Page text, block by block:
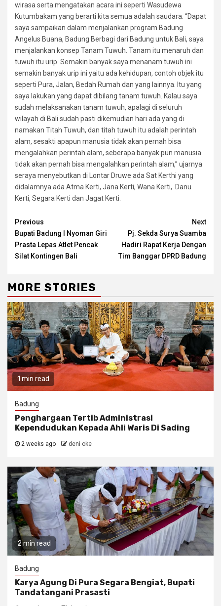
wirasa serta mengatakan acara ini seperti Wasudewa
Kutumbakam yang berarti kita semua adalah saudara. “Dapat
saya sampaikan dalam menjalankan program Badung
Angelus Buana, Badung Berbagi dari Badung untuk Bali, saya
menjalankan konsep Tanam Tuwuh. Tanam itu menaruh dan
tuwuh itu urip. Semakin banyak saya menanam tuwuh ini
semakin banyak urip ini yaitu ada kehidupan, contoh objek itu
seperti Pura, Jalan, Bedah Rumah dan yang lainnya. Itu yang
saya lakukan yang dapat dibilang tanam tuwuh. Kalau saya
sudah melaksanakan tanam tuwuh, apalagi di seluruh
wilayah di Bali sudah pasti dikemudian hari ada yang di
namakan Titah Tuwuh, dan titah tuwuh itu adalah perintah
alam, sesakti apapun manusia tidak akan pernah bisa
mengalahkan perintah alam, seberapa banyak pun manusia
tidak akan pernah bisa mengalahkan perintah alam,” ujarnya
seraya menyebutkan di Lontar Druwe ada Sat Kerthi yang
didalamnya ada Atma Kerti, Jana Kerti, Wana Kerti, Danu
Kerti, Segara Kerti dan Jagat Kerti.
Continue
Reading
Previous
Bupati Badung I Nyoman Giri
Prasta Lepas Atlet Pencak
Silat Kontingen Bali
Next
Pj. Sekda Surya Suamba
Hadiri Rapat Kerja Dengan
Tim Banggar DPRD Badung
MORE STORIES
1 min read
Badung
Penghargaan Tertib Administrasi
Kependudukan Kepada Ahli Waris Di Sading
2 weeks ago deni oke
2 min read
Badung
Karya Agung Di Pura Segara Bengiat, Bupati
Tandatangani Prasasti